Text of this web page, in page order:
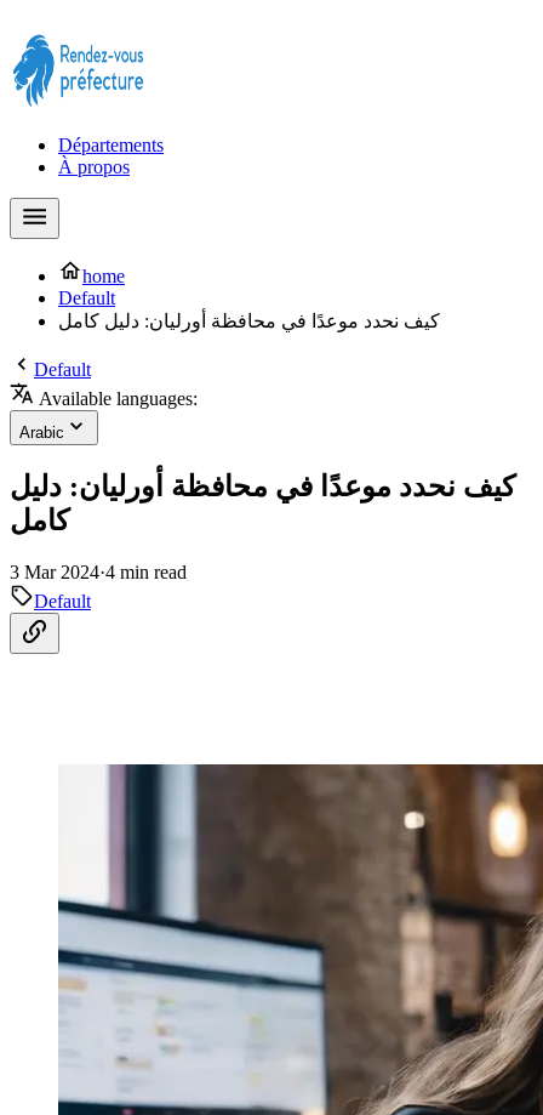
Départements
À propos
home
Default
كيف نحدد موعدًا في محافظة أورليان: دليل كامل
Default
Available languages:
Arabic
كيف نحدد موعدًا في محافظة أورليان: دليل
كامل
3 Mar 2024·4 min read
Default